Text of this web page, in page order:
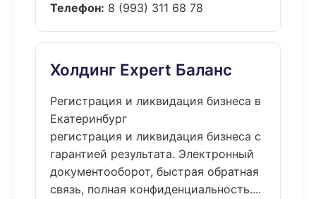
Телефон: 8 (993) 311 68 78
Холдинг Expert Баланс
Регистрация и ликвидация бизнеса в
Екатеринбург
регистрация и ликвидация бизнеса с
гарантией результата. Электронный
документооборот, быстрая обратная
связь, полная конфиденциальность....